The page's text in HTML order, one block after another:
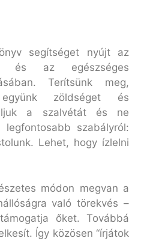
segítséget nyújt az
és az egészséges
Terítsünk meg,
zöldséget és
a szalvétát és ne
szabályról:
Lehet, hogy ízlelni
módon megvan a
való törekvés –
őket. Továbbá
Így közösen “írjátok